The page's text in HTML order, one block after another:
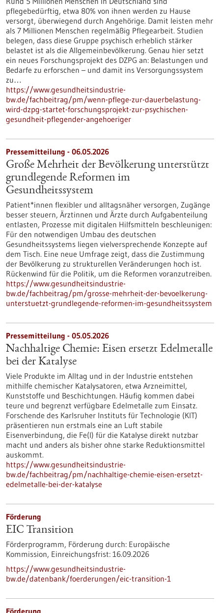
pflegebedürftig, etwa 80% von ihnen werden zu Hause
versorgt, überwiegend durch Angehörige. Damit leisten mehr
als 7 Millionen Menschen regelmäßig Pflegearbeit. Studien
belegen, dass diese Gruppe psychisch erheblich stärker
belastet ist als die Allgemeinbevölkerung. Genau hier setzt
ein neues Forschungsprojekt des DZPG an: Belastungen und
Bedarfe zu erforschen – und damit ins Versorgungssystem
zu…
https://www.gesundheitsindustrie-
bw.de/fachbeitrag/pm/wenn-pflege-zur-dauerbelastung-
wird-dzpg-startet-forschungsprojekt-zur-psychischen-
gesundheit-pflegender-angehoeriger
Pressemitteilung - 06.05.2026
Große Mehrheit der Bevölkerung unterstützt
grundlegende Reformen im
Gesundheitssystem
Patient*innen flexibler und alltagsnäher versorgen, Zugänge
besser steuern, Ärztinnen und Ärzte durch Aufgabenteilung
entlasten, Prozesse mit digitalen Hilfsmitteln beschleunigen:
Für den notwendigen Umbau des deutschen
Gesundheitssystems liegen vielversprechende Konzepte auf
dem Tisch. Eine neue Umfrage zeigt, dass die Zustimmung
der Bevölkerung zu strukturellen Veränderungen hoch ist.
Rückenwind für die Politik, um die Reformen voranzutreiben.
https://www.gesundheitsindustrie-
bw.de/fachbeitrag/pm/grosse-mehrheit-der-bevoelkerung-
unterstuetzt-grundlegende-reformen-im-gesundheitssystem
Pressemitteilung - 05.05.2026
Nachhaltige Chemie: Eisen ersetzt Edelmetalle
bei der Katalyse
Viele Produkte im Alltag und in der Industrie entstehen
mithilfe chemischer Katalysatoren, etwa Arzneimittel,
Kunststoffe und Beschichtungen. Häufig kommen dabei
teure und begrenzt verfügbare Edelmetalle zum Einsatz.
Forschende des Karlsruher Instituts für Technologie (KIT)
präsentieren nun erstmals eine an Luft stabile
Eisenverbindung, die Fe(I) für die Katalyse direkt nutzbar
macht und anders als bisher ohne starke Reduktionsmittel
auskommt.
https://www.gesundheitsindustrie-
bw.de/fachbeitrag/pm/nachhaltige-chemie-eisen-ersetzt-
edelmetalle-bei-der-katalyse
Förderung
EIC Transition
Förderprogramm, Förderung durch: Europäische
Kommission, Einreichungsfrist: 16.09.2026
https://www.gesundheitsindustrie-
bw.de/datenbank/foerderungen/eic-transition-1
Förderung